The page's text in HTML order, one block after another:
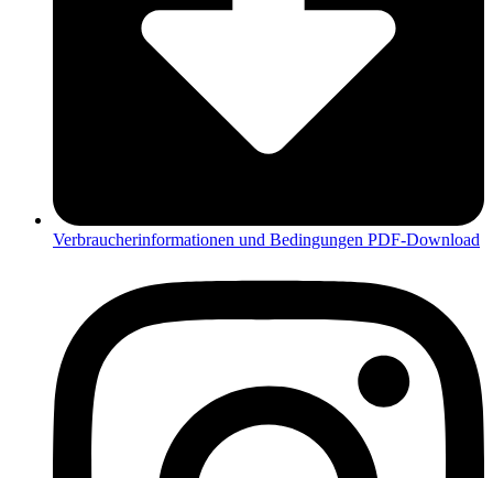
Verbraucherinformationen und Bedingungen PDF-Download